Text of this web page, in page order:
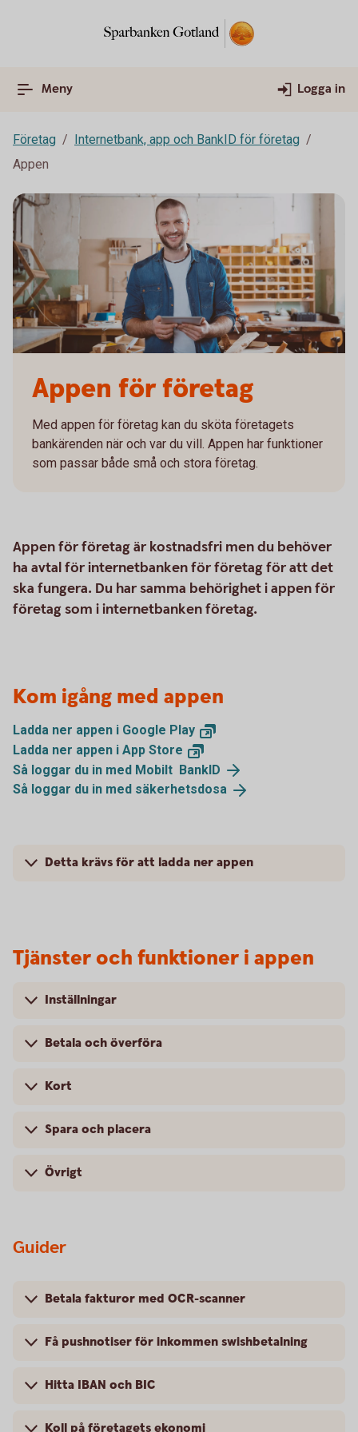
Meny Logga in
Företag
Internetbank, app och BankID för företag
Appen
Appen för företag
Med appen för företag kan du sköta företagets
bankärenden när och var du vill. Appen har funktioner
som passar både små och stora företag.
Appen för företag är kostnadsfri men du behöver
ha avtal för internetbanken för företag för att det
ska fungera. Du har samma behörighet i appen för
företag som i internetbanken företag.
Kom igång med appen
Ladda ner appen i Google Play
Ladda ner appen i App Store
Så loggar du in med Mobilt BankID
Så loggar du in med säkerhetsdosa
Detta krävs för att ladda ner appen
Tjänster och funktioner i appen
Inställningar
Betala och överföra
Kort
Spara och placera
Övrigt
Guider
Betala fakturor med OCR-scanner
Få pushnotiser för inkommen swishbetalning
Hitta IBAN och BIC
Koll på företagets ekonomi